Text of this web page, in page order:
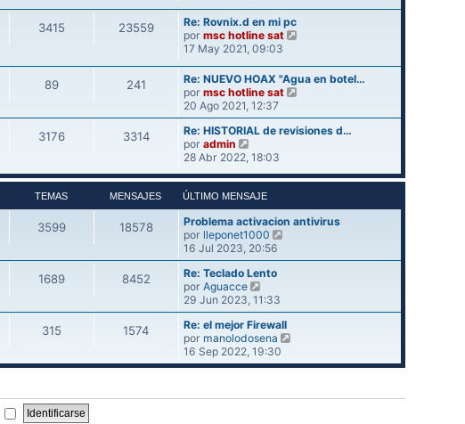
a
m
o
m
e
n
s
a
j
e
ú
l
m
o
m
e
n
s
a
e
3415 23559
Re: Rovnix.d en mi pc
por msc hotline sat
ú
l
m
n
a
j
17 May 2021, 09:03
89 241
Re: NUEVO HOAX "Agua en botel…
por msc hotline sat
r
ú
i
m
m
e
a
20 Ago 2021, 12:37
3176 3314
Re: HISTORIAL de revisiones d…
por admin
e
ú
l
t
i
m
o
m
e
n
s
a
j
e
28 Abr 2022, 18:03
TEMAS MENSAJES ÚLTIMO MENSAJE
3599 18578
Problema activacion antivirus
por lleponet1000
r
i
m
o
e
16 Jul 2023, 20:56
1689 8452
Re: Teclado Lento
por Aguacce
e
r
ú
l
t
i
29 Jun 2023, 11:33
315 1574
Re: el mejor Firewall
por manolodosena
r
16 Sep 2022, 19:30